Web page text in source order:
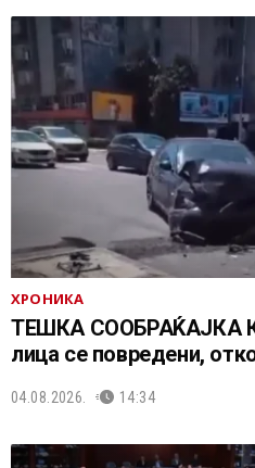
ХРОНИКА
ТЕШКА СООБРАЌАЈКА
лица се повредени,
04.08.2026. 14:34